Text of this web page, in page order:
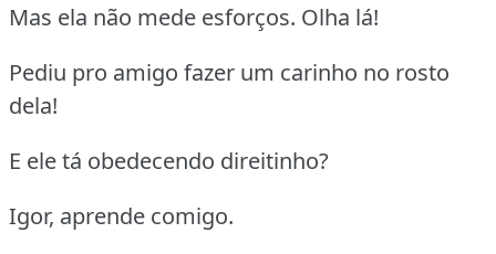
Mas ela não mede esforços. Olha lá!
Pediu pro amigo fazer um carinho no rosto
dela!
E ele tá obedecendo direitinho?
Igor, aprende comigo.